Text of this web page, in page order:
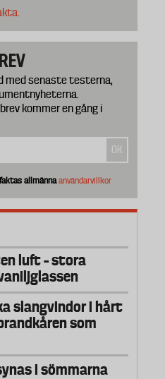
med senaste testerna,
kommer en gång i
allmännaanvändarvillkor
luft – stora
slangvindor i hårt
som
i sömmarna